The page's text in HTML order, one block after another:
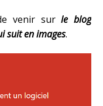
venir surle blog
suit en images.